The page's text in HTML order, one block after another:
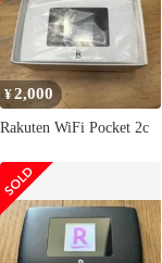
¥2,000
Rakuten WiFi Pocket 2c